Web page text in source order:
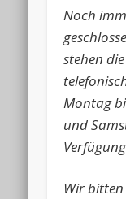
Noch
stehen
Montag
und
Wir bitten